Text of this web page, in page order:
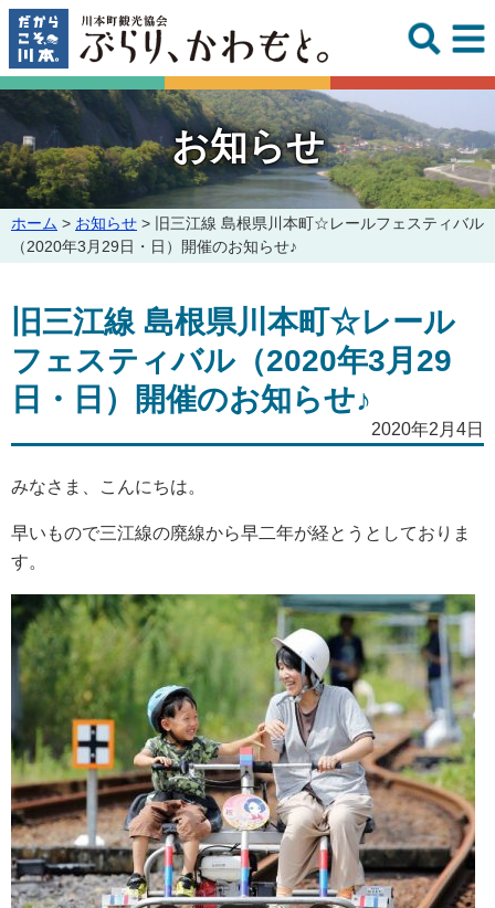
このページの本文へ
お知らせ
こ
の
ジ
の
位
置:
ホーム > お知らせ > 旧三江線 島根県川本町☆レールフェスティバル
（2020年3月29日・日）開催のお知らせ♪
旧三江線 島根県川本町☆レール
フェスティバル（2020年3月29
日・日）開催のお知らせ♪
2020年2月4日
みなさま、こんにちは。
早いもので三江線の廃線から早二年が経とうとしておりま
す。